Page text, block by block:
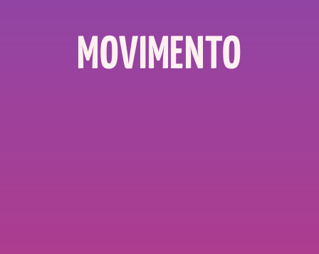
MOVIMENTO